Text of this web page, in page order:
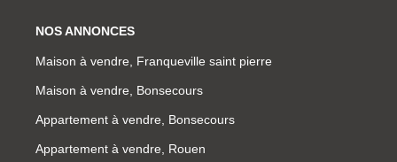
NOS ANNONCES
Maison à vendre, Franqueville saint pierre
Maison à vendre, Bonsecours
Appartement à vendre, Bonsecours
Appartement à vendre, Rouen